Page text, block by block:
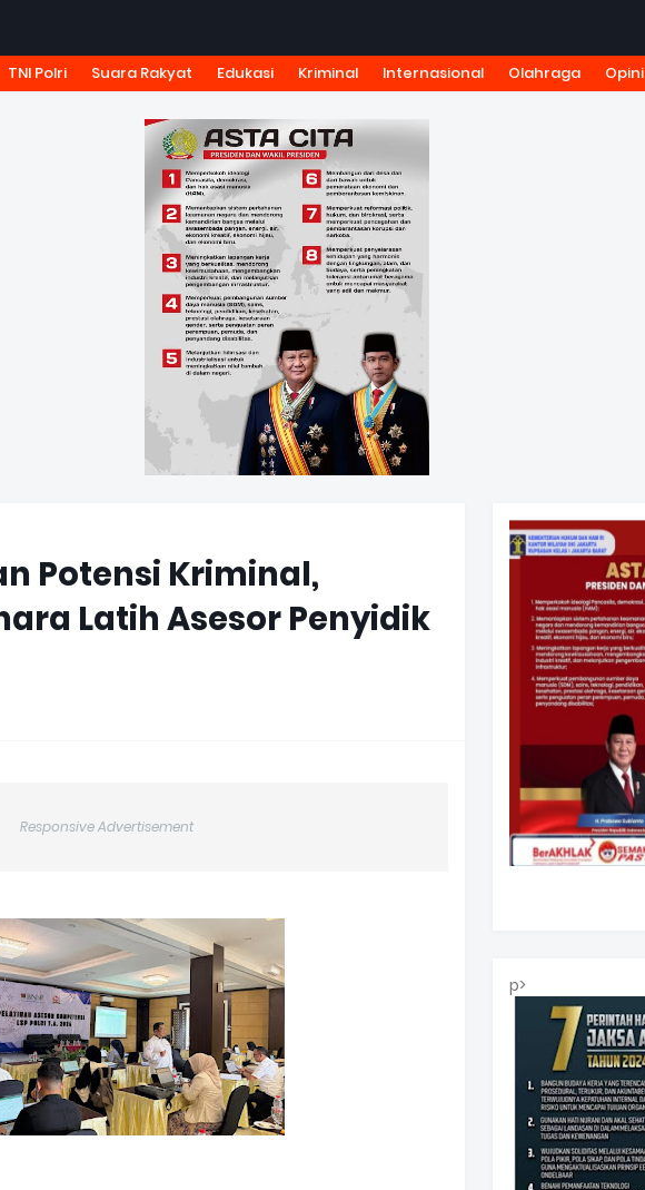
REDAKSI TARIF IKLAN PEDOMAN MEDIA SIBER KODE ETIK JURNALISTIK
TNI Polri Suara Rakyat Edukasi Kriminal Internasional Olahraga Opini
Potensi Kriminal,
Latih Asesor Penyidik
Responsive Advertisement
p>